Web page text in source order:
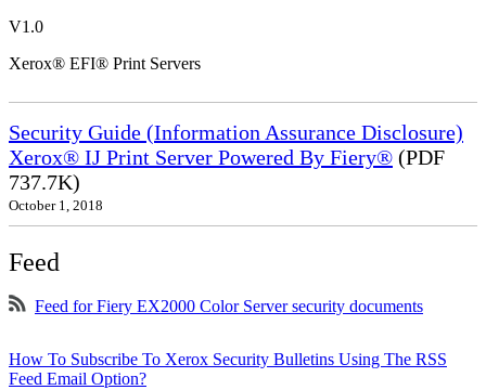
V1.0
Xerox® EFI® Print Servers
Security Guide (Information Assurance Disclosure)
Xerox® IJ Print Server Powered By Fiery® (PDF
737.7K)
October 1, 2018
Feed
Feed for Fiery EX2000 Color Server security documents
How To Subscribe To Xerox Security Bulletins Using The RSS
Feed Email Option?